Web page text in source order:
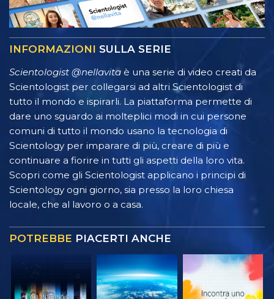
INFORMAZIONI SULLA SERIE
Scientologist @nellavita è una serie di video creati da
Scientologist per collegarsi ad altri Scientologist di
tutto il mondo e ispirarli. La piattaforma permette di
dare uno sguardo ai molteplici modi in cui persone
comuni di tutto il mondo usano la tecnologia di
Scientology per imparare di più, creare di più e
continuare a fiorire in tutti gli aspetti della loro vita.
Scopri come gli Scientologist applicano i principi di
Scientology ogni giorno, sia presso la loro chiesa
locale, che al lavoro o a casa.
POTREBBE PIACERTI ANCHE